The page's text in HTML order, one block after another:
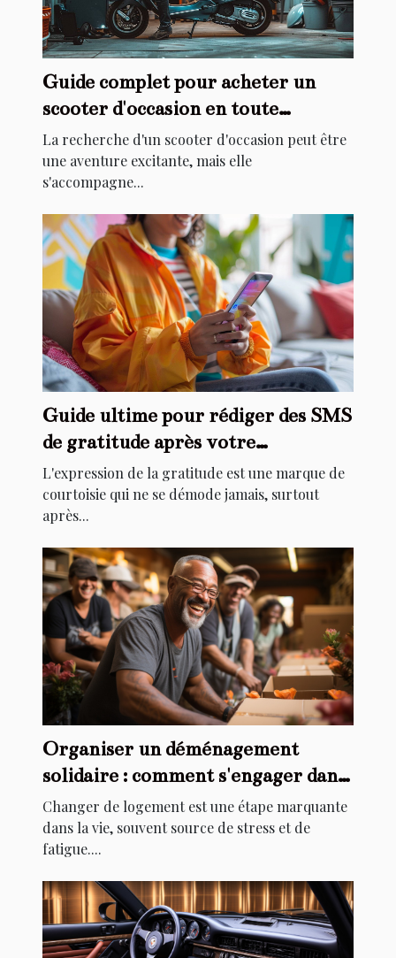
Guide complet pour acheter un
scooter d'occasion en toute
sécurité
La recherche d'un scooter d'occasion peut être
une aventure excitante, mais elle
s'accompagne...
Guide ultime pour rédiger des SMS
de gratitude après votre
anniversaire
L'expression de la gratitude est une marque de
courtoisie qui ne se démode jamais, surtout
après...
Organiser un déménagement
solidaire : comment s'engager dans
l'aide au relogement
Changer de logement est une étape marquante
dans la vie, souvent source de stress et de
fatigue....